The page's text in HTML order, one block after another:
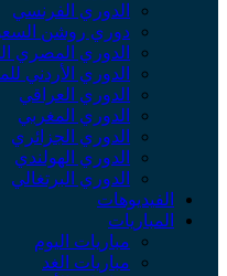
الدوري الفرنسي
دوري روشن السعودي
الدوري المصري الممتاز
الدوري الأردني للمحترفين
الدوري العراقي
الدوري المغربي
الدوري الجزائري
الدوري الهولندي
الدوري البرتغالي
مباريات اليوم
مباريات الغد